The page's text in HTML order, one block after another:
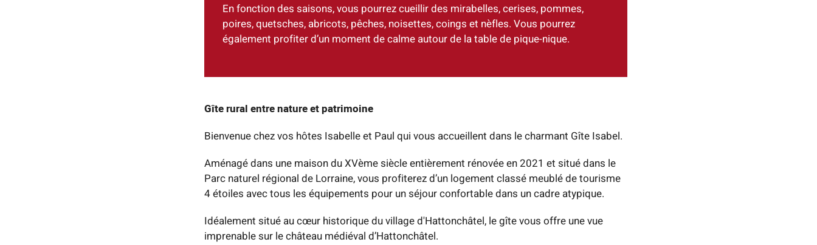
En fonction des saisons, vous pourrez cueillir des mirabelles, cerises, pommes,
poires, quetsches, abricots, pêches, noisettes, coings et nèfles. Vous pourrez
également profiter d’un moment de calme autour de la table de pique-nique.
Gîte rural entre nature et patrimoine
Bienvenue chez vos hôtes Isabelle et Paul qui vous accueillent dans le charmant Gîte Isabel.
Aménagé dans une maison du XVème siècle entièrement rénovée en 2021 et situé dans le
Parc naturel régional de Lorraine, vous profiterez d’un logement classé meublé de tourisme
4 étoiles avec tous les équipements pour un séjour confortable dans un cadre atypique.
Idéalement situé au cœur historique du village d'Hattonchâtel, le gîte vous offre une vue
imprenable sur le château médiéval d’Hattonchâtel.